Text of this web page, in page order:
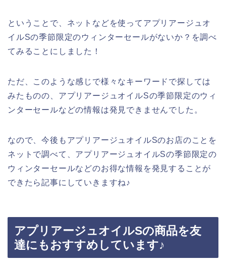
ということで、ネットなどを使ってアプリアージュオ
イルSの季節限定のウィンターセールがないか？を調べ
てみることにしました！
ただ、このような感じで様々なキーワードで探しては
みたものの、アプリアージュオイルSの季節限定のウィ
ンターセールなどの情報は発見できませんでした。
なので、今後もアプリアージュオイルSのお店のことを
ネットで調べて、アプリアージュオイルSの季節限定の
ウィンターセールなどのお得な情報を発見することが
できたら記事にしていきますね♪
アプリアージュオイルSの商品を友
達にもおすすめしています♪